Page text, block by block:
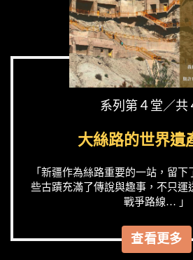
系列第４堂／共
大絲路的世界遺
「新疆作為絲路重要的一站，留
些古蹟充滿了傳說與趣事，不只運
戰爭路線… 」
查看更多